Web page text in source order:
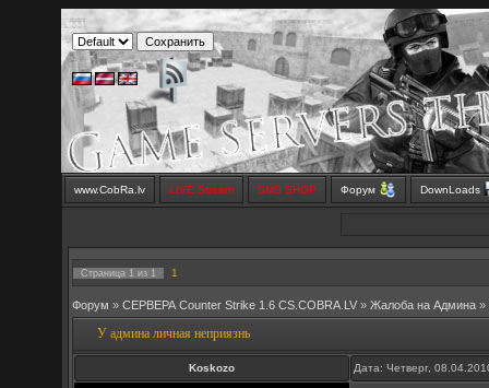
www.CobRa.lv LIVE Stream SMS SHOP Форум DownLoads
Страница 1 из 1 1
Форум » СЕРВЕРА Counter Strike 1.6 CS.COBRA.LV » Жалоба на Админа »
У админа личная неприязнь
Koskozo Дата: Четверг,